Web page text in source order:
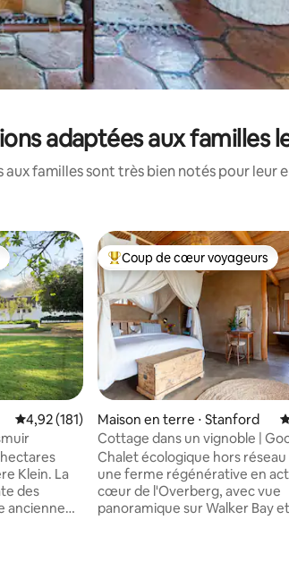
adaptées aux familles
familles sont très bien notés pour
plus appréciés
Évaluation moyenne sur la base de 181
4,92 (181)
Klein. La
des
ancienne
Coups de cœur voyageurs les
Coup de cœur voyageurs
Maison en terre ⋅ Stanford
Cottage dans un vignoble |
Homestead
Chalet écologique hors
une ferme régénérative en
cœur de l'Overberg, avec vue
panoramique sur Walker Bay